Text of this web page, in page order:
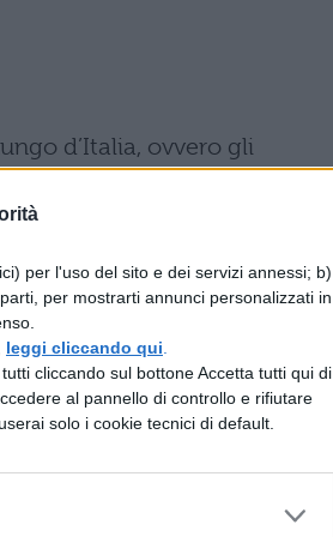
per l'uso del sito e dei servizi annessi; b)
per mostrarti annunci personalizzati in
leggi cliccando qui
cliccando sul bottone Accetta tutti qui di
al pannello di controllo e rifiutare
solo i cookie tecnici di default.
d’Italia, ovvero gli
dettagliatamente
completa di